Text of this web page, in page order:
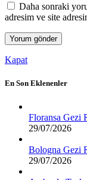
Daha sonraki
adresim ve site
Kapat
En Son Eklenenler
Floransa Gezi
29/07/2026
Bologna Gezi
29/07/2026